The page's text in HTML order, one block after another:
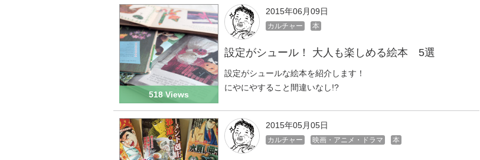
518 Views
2015年06月09日
カルチャー 本
設定がシュール！ 大人も楽しめる絵本 5選
設定がシュールな絵本を紹介します！
にやにやすること間違いなし!?
2015年05月05日
カルチャー 映画・アニメ・ドラマ 本